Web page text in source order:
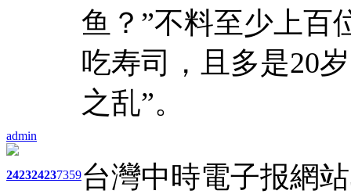
admin
242324237359
鱼？”不料至少上百
吃寿司，且多是20
之乱”。
台灣中時電子报網